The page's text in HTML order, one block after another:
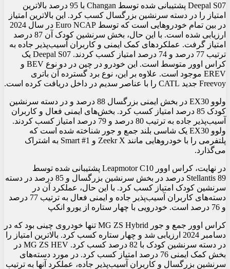
Deepal S07 پشتیبانی شده توسط Changan با 95 درصد بالاترین
امتیاز را در دسته سرنشین بزرگسال کسب کرد. این بالاترین امتیاز
در بین تمام خودروهایی است که توسط Euro NCAP در سال 2024
ارزیابی شده است. با این حال، بخش سرنشین کودک آن 87 درصد
امتیاز گرفت. عملکردهای کمک ایمنی و کاربران آسیب‌پذیر جاده به
ترتیب 77 درصد و 74 درصد امتیاز کسب کردند. Deepal S07 یک
کراس اوور متوسط است. این خودرو در چین در دو نوع BEV و
EREV موجود است. علاوه بر این، نوع برد گسترده آن باتری
Freevoy جدید CATL را با عناصر سدیم در داخل دریافت کرده است.
ولوو EX30 در بخش ایمنی بزرگسال 88 درصد و در دسته سرنشین
کودک 85 درصد امتیاز کسب کرد. بخش‌های ایمنی فعال و کاربران
آسیب‌پذیر جاده به ترتیب 80 درصد و 79 درصد امتیاز کسب کردند.
ولوو EX30 یک شاسی بلند جمع و جور شناخته شده است که
پلتفرمی را با خودروهایی مانند Zeekr X و Smart #1 به اشتراک
می‌گذارد.
در نهایت، کراس اوور Leapmotor C10 پشتیبانی شده توسط
Stellantis 89 درصد در بخش سرنشین بزرگسال و 85 درصد در دسته
سرنشین کودک امتیاز کسب کرد. با این حال، عملکرد آن در
دسته‌های کاربران آسیب‌پذیر جاده و ایمنی فعال به ترتیب 77 درصد
و 76 درصد است. خودرویی با چهار ستاره از یورو انکپ
کراس اوور جمع و جور MG ZS Hybrid تنها خودروی چینی بود که در
دسامبر 2024 ارزیابی شد و چهار ستاره کسب کرد. بالاترین امتیاز را
در دسته سرنشین کودک با 82 درصد کسب کرد. MG ZS HEV در
بخش کمک ایمنی 76 درصد امتیاز کسب کرد. در مورد دسته‌های
سرنشین بزرگسال و کاربران آسیب‌پذیر جاده، عملکرد آنها به ترتیب